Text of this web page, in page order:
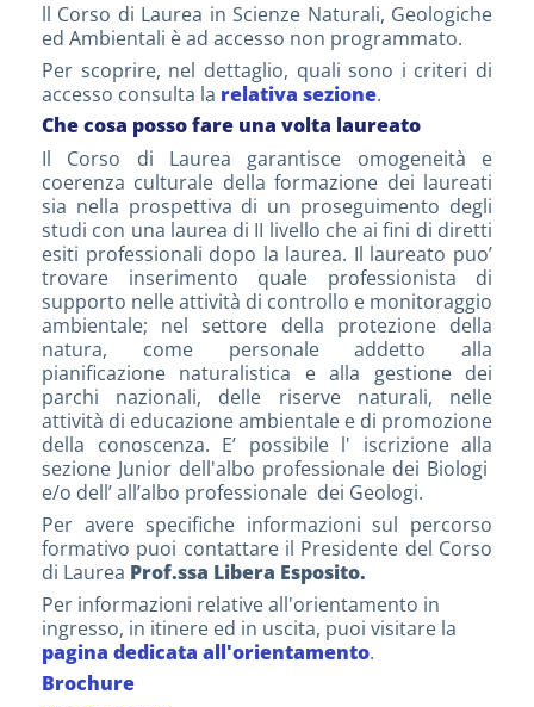
ll Corso di Laurea in Scienze Naturali, Geologiche
ed Ambientali è ad accesso non programmato.
Per scoprire, nel dettaglio, quali sono i criteri di
accesso consulta la relativa sezione.
Che cosa posso fare una volta laureato
Il Corso di Laurea garantisce omogeneità e
coerenza culturale della formazione dei laureati
sia nella prospettiva di un proseguimento degli
studi con una laurea di II livello che ai fini di diretti
esiti professionali dopo la laurea. Il laureato puo’
trovare inserimento quale professionista di
supporto nelle attività di controllo e monitoraggio
ambientale; nel settore della protezione della
natura, come personale addetto alla
pianificazione naturalistica e alla gestione dei
parchi nazionali, delle riserve naturali, nelle
attività di educazione ambientale e di promozione
della conoscenza. E’ possibile l' iscrizione alla
sezione Junior dell'albo professionale dei Biologi
e/o dell’ all’albo professionale dei Geologi.
Per avere specifiche informazioni sul percorso
formativo puoi contattare il Presidente del Corso
di Laurea Prof.ssa Libera Esposito.
Per informazioni relative all'orientamento in
ingresso, in itinere ed in uscita, puoi visitare la
pagina dedicata all'orientamento.
Brochure